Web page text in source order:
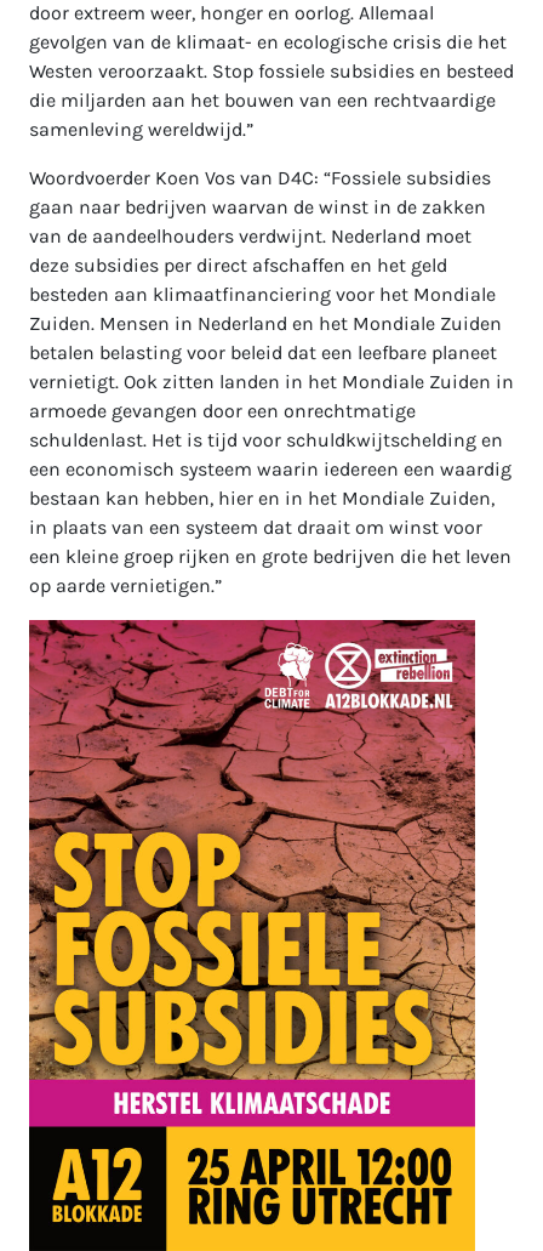
door extreem weer, honger en oorlog. Allemaal
gevolgen van de klimaat- en ecologische crisis die het
Westen veroorzaakt. Stop fossiele subsidies en besteed
die miljarden aan het bouwen van een rechtvaardige
samenleving wereldwijd.”
Woordvoerder Koen Vos van D4C: “Fossiele subsidies
gaan naar bedrijven waarvan de winst in de zakken
van de aandeelhouders verdwijnt. Nederland moet
deze subsidies per direct afschaffen en het geld
besteden aan klimaatfinanciering voor het Mondiale
Zuiden. Mensen in Nederland en het Mondiale Zuiden
betalen belasting voor beleid dat een leefbare planeet
vernietigt. Ook zitten landen in het Mondiale Zuiden in
armoede gevangen door een onrechtmatige
schuldenlast. Het is tijd voor schuldkwijtschelding en
een economisch systeem waarin iedereen een waardig
bestaan kan hebben, hier en in het Mondiale Zuiden,
in plaats van een systeem dat draait om winst voor
een kleine groep rijken en grote bedrijven die het leven
op aarde vernietigen.”